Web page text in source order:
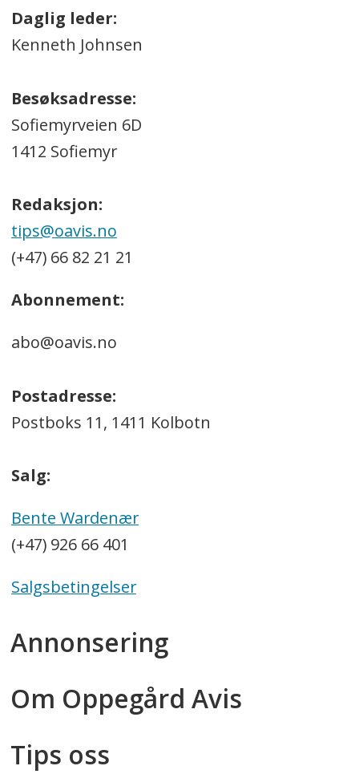
Daglig leder:
Kenneth Johnsen
Besøksadresse:
Sofiemyrveien 6D
1412 Sofiemyr
Redaksjon:
tips@oavis.no
(+47) 66 82 21 21
Abonnement:
abo@oavis.no
Postadresse:
Postboks 11, 1411 Kolbotn
Salg:
Bente Wardenær
(+47) 926 66 401
Salgsbetingelser
Annonsering
Om Oppegård Avis
Tips oss